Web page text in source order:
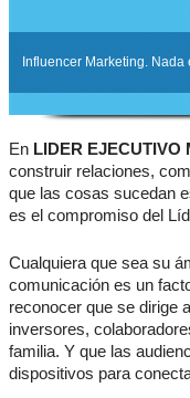
Influencer Marketing.
En LIDER EJECUTIVO
construir relaciones,
que las cosas sucedan
es el compromiso del
Cualquiera que sea su
comunicación es un
reconocer que se dirige
inversores,
familia. Y que las
dispositivos para